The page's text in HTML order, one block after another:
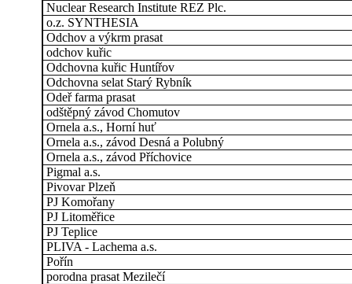
Nuclear Research Institute REZ Plc.
o.z. SYNTHESIA
Odchov a výkrm prasat
odchov kuřic
Odchovna kuřic Huntířov
Odchovna selat Starý Rybník
Odeř farma prasat
odštěpný závod Chomutov
Ornela a.s., Horní huť
Ornela a.s., závod Desná a Polubný
Ornela a.s., závod Příchovice
Pigmal a.s.
Pivovar Plzeň
PJ Komořany
PJ Litoměřice
PJ Teplice
PLIVA - Lachema a.s.
Pořín
porodna prasat Mezilečí